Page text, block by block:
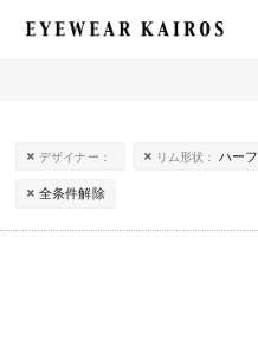
デザイナー： リム形状： ハーフ
全条件解除